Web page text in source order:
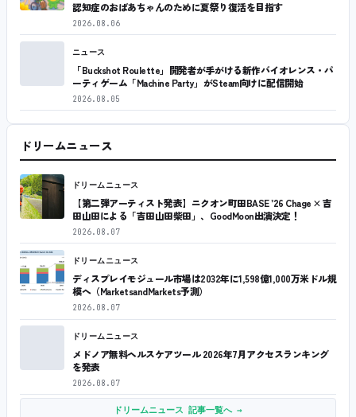
認知症のおばあちゃんのために夏祭り復活を目指す
2026.08.06
ニュース
「Buckshot Roulette」開発者が手がける新作バイオレンス・パ
ーティゲーム「Machine Party」がSteam向けに配信開始
2026.08.05
ドリームニュース
ドリームニュース
【第二弾アーティスト発表】ニクオン町田BASE ’26 Chage × 吉
田山田による「吉田山田柴田」、GoodMoon出演決定！
2026.08.07
ドリームニュース
ディスプレイモジュール市場は2032年に1,598億1,000万米ドル規
模へ（MarketsandMarkets予測）
2026.08.07
ドリームニュース
メドノア無料ヘルスケアツール 2026年7月アクセスランキング
を発表
2026.08.07
ドリームニュース 記事一覧へ →